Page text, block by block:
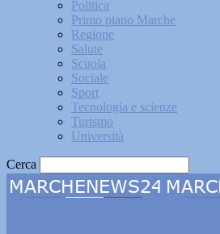
Politica
Primo piano Marche
Regione
Salute
Scuola
Sociale
Sport
Tecnologia e scienze
Turismo
Università
Cerca